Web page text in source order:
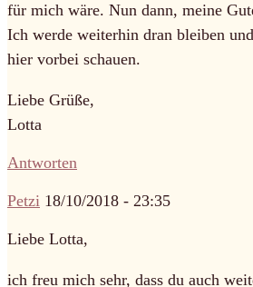
für mich wäre. Nun dann, meine
Ich werde weiterhin dran bleiben
hier vorbei schauen.
Liebe Grüße,
Lotta
Antworten
Petzi 18/10/2018 - 23:35
Liebe Lotta,
ich freu mich sehr, dass du auch